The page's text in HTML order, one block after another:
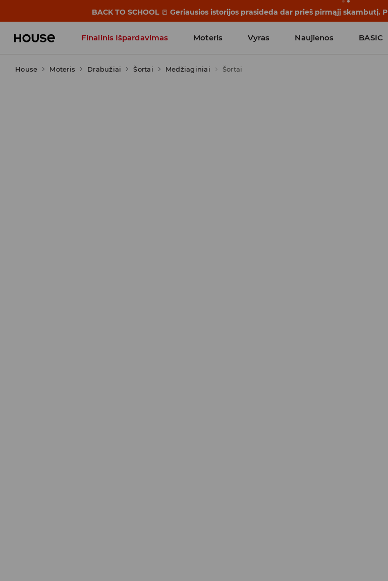
BACK TO SCHOOL 📒 Geriausios istorijos prasideda dar prieš pirmąjį skambutį.
Finalinis Išpardavimas Moteris Vyras Naujienos BASIC
Influencers' Faves
House Moteris Drabužiai Šortai Medžiaginiai Šortai